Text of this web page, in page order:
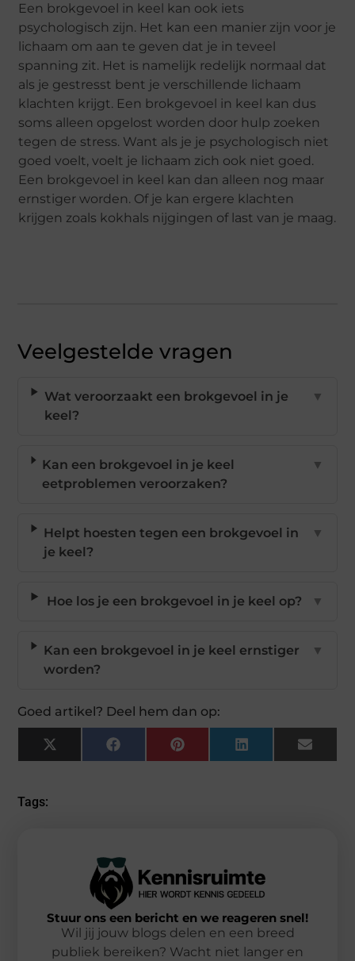
Een brokgevoel in keel kan ook iets
psychologisch zijn. Het kan een manier zijn voor je
lichaam om aan te geven dat je in teveel
spanning zit. Het is namelijk redelijk normaal dat
als je gestresst bent je verschillende lichaam
klachten krijgt. Een brokgevoel in keel kan dus
soms alleen opgelost worden door hulp zoeken
tegen de stress. Want als je je psychologisch niet
goed voelt, voelt je lichaam zich ook niet goed.
Een brokgevoel in keel kan dan alleen nog maar
ernstiger worden. Of je kan ergere klachten
krijgen zoals kokhals nijgingen of last van je maag.
Veelgestelde vragen
Wat veroorzaakt een brokgevoel in je
keel?
▼
Kan een brokgevoel in je keel
eetproblemen veroorzaken?
▼
Helpt hoesten tegen een brokgevoel in
je keel?
▼
Hoe los je een brokgevoel in je keel op? ▼
Kan een brokgevoel in je keel ernstiger
worden?
▼
Goed artikel? Deel hem dan op:
X
(Twitter)
FacebookPinterestLinkedIn Email
Tags:
Stuur ons een bericht en we reageren snel!
Wil jij jouw blogs delen en een breed
publiek bereiken? Wacht niet langer en